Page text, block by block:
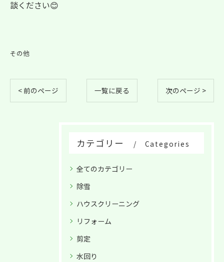
談ください😊
その他
< 前のページ 一覧に戻る 次のページ >
カテゴリー Categories
全てのカテゴリー
除雪
ハウスクリーニング
リフォーム
剪定
水回り